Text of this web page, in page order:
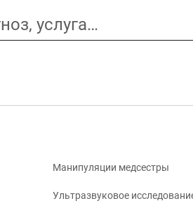
услуга…
Манипуляции медсестры
Ультразвуковое